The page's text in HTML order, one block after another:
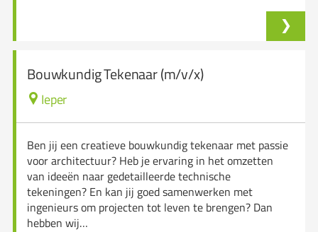
Bouwkundig Tekenaar (m/v/x)
Ieper
Ben jij een creatieve bouwkundig tekenaar met passie
voor architectuur? Heb je ervaring in het omzetten
van ideeën naar gedetailleerde technische
tekeningen? En kan jij goed samenwerken met
ingenieurs om projecten tot leven te brengen? Dan
hebben wij…